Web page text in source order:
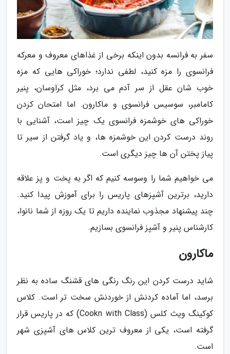
سفر به فرانسه بدون اینکه برخی از غذاهای معروف و معرکه
فرانسوی را مزه کنید، لطفی ندارد؛ خوراکی هایی که مزه
خوب شان عقل از سر آدم می برد، مثل کراوسان، پنیر
کامامبر، سوسیس فرانسوی و ماکارون. اما امتحان کردن
خوراکی های خوشمزه فرانسوی یک چیز است، آشنایی با
روند درست کردن این خوشمزه ها، و یاد گرفتن از سیر تا
پیاز پختن آن ها چیز دیگری است.
می خواهیم شما را وسوسه کنیم که اگر به پخت و پز علاقه
دارید، برترین آشپزهای پاریس را برای آموزش پیدا کنید.
چند پیشنهاد مجذوب نماینده داریم تا یک روزه از شما نانوا،
کارشناس پنیر و آشپز فرانسوی بسازیم.
ماکارون
شاید درست کردن این رنگ رنگی های قشنگ ساده به نظر
برسد، اما آماده کردنش از خوردنش سخت تر است. کلاس
کوکینگ ویث کلس (Cookn with Class) که در پاریس قرار
گرفته است، یکی از معروف ترین کلاس های آشپزی شهر
است.